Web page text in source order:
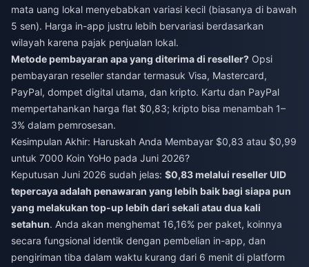
mata uang lokal menyebabkan variasi kecil (biasanya di bawah
5 sen). Harga in-app justru lebih bervariasi berdasarkan
wilayah karena pajak penjualan lokal.
Metode pembayaran apa yang diterima di reseller? Opsi
pembayaran reseller standar termasuk Visa, Mastercard,
PayPal, dompet digital utama, dan kripto. Kartu dan PayPal
mempertahankan harga flat $0,83; kripto bisa menambah 1–
3% dalam pemrosesan.
Kesimpulan Akhir: Haruskah Anda Membayar $0,83 atau $0,99
untuk 7000 Koin YoHo pada Juni 2026?
Keputusan Juni 2026 sudah jelas: $0,83 melalui reseller UID
tepercaya adalah penawaran yang lebih baik bagi siapa pun
yang melakukan top-up lebih dari sekali atau dua kali
setahun. Anda akan menghemat 16,16% per paket, koinnya
secara fungsional identik dengan pembelian in-app, dan
pengiriman tiba dalam waktu kurang dari 6 menit di platform